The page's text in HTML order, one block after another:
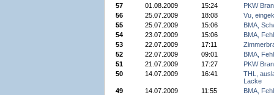
57
01.08.2009 15:24
PKW
56
25.07.2009 18:08
Vu,
55
25.07.2009 15:06
BMA,
54
23.07.2009 15:06
BMA,
53
22.07.2009 17:11
52
22.07.2009 09:01
BMA,
51
21.07.2009 17:27
PKW
50
14.07.2009 16:41
THL,
Lacke
49
14.07.2009 11:55
BMA,